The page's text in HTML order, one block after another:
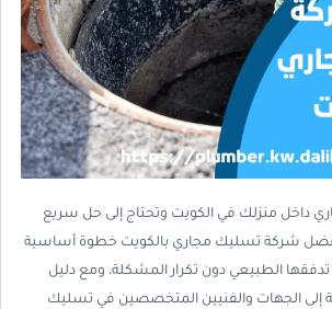
داخل منزلك في الكويت وتحتاج إلى حل سريع
افضل شركة تسليك مجاري بالكويت خطوة أساسية
الطبيعي دون تكرار المشكلة، ومع دليل
الجهات والفنيين المتخصصين في تسليك